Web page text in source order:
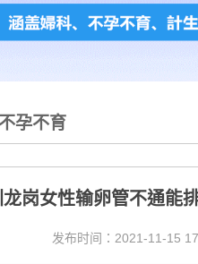
不孕不育
岗女性输卵管不通能
发布时间：2021-11-15